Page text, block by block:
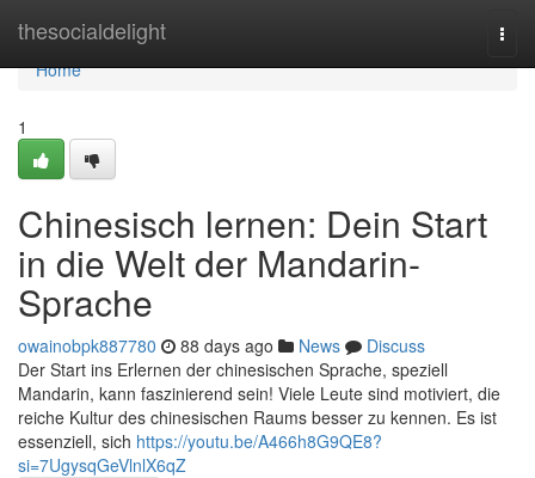
thesocialdelight
Home
Home
1
Chinesisch lernen: Dein Start
in die Welt der Mandarin-
Sprache
owainobpk887780 88 days ago News
Discuss
Der Start ins Erlernen der chinesischen Sprache, speziell
Mandarin, kann faszinierend sein! Viele Leute sind motiviert, die
reiche Kultur des chinesischen Raums besser zu kennen. Es ist
essenziell, sich https://youtu.be/A466h8G9QE8?
si=7UgysqGeVlnlX6qZ